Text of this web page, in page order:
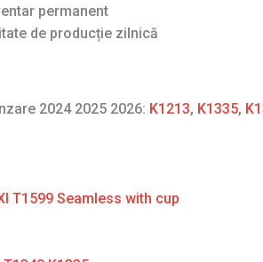
permanent
de producție zilnică
2024 2025 2026: K1213, K1335,
T1599 Seamless with cup